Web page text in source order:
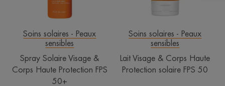
FPS
Soins solaires - Peaux
sensibles
Spray Solaire Visage &
Corps Haute Protection FPS
50+
Soins solaires - Peaux
sensibles
Lait Visage & Corps Haute
Protection solaire FPS 50